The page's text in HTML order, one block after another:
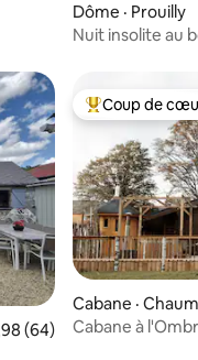
Dôme · Prouilly
Nuit insolite au
moyenne de 4,98 sur 5,
(64)
Coup de cœur
Coup de
Cabane ·
Cabane à